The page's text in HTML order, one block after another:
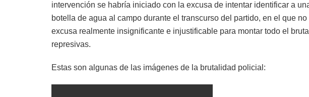
intervención se habría iniciado con la excusa de intentar identificar a
botella de agua al campo durante el transcurso del partido, en el que
excusa realmente insignificante e injustificable para montar todo el
represivas.
Estas son algunas de las imágenes de la brutalidad policial: